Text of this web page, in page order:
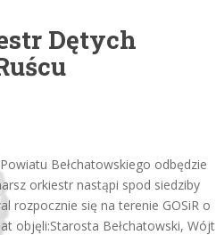
Dętych
Bełchatowskiego odbędzie
orkiestr nastąpi spod siedziby
rozpocznie się na terenie GOSiR o
objęli:Starosta Bełchatowski, Wójt